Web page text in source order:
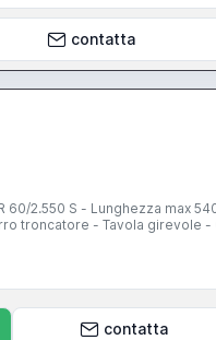
contatta
60/2.550 S - Lunghezza max
troncatore - Tavola girevole
contatta